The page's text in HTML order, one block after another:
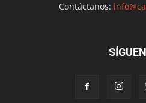
Contáctanos: